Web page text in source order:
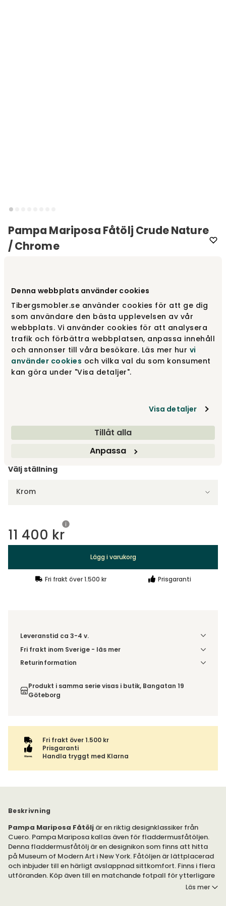
Denna webbplats använder cookies
Tibergsmobler.se använder cookies för att ge dig
som användare den bästa upplevelsen av vår
webbplats. Vi använder cookies för att analysera
trafik och förbättra webbplatsen, anpassa innehåll
och annonser till våra besökare. Läs mer hur vi
använder cookies och vilka val du som konsument
kan göra under "Visa detaljer".
Visa detaljer
Tillåt alla
Anpassa
Pampa Mariposa Fåtölj Crude Nature
/ Chrome
Välj färgCrude Nature
Crude Nature
Montana
11 400 kr
Visa fler +3
Välj ställning
Krom
11 400 kr
Lägg i varukorg
Fri frakt över 1.500 kr Prisgaranti
Leveranstid ca 3-4 v.
Fri frakt inom Sverige - läs mer
Denna vara skickas till ett ombud. Du väljer själv i kassan
varan ihop med andra produkter skickas hela ordern
tillsammans med samma fraktalternativ.
Returinformation
inte av ångerrätten.
Produkt i samma serie visas i butik, Bangatan 19
Göteborg
Fri frakt över 1.500 kr
Prisgaranti
Handla tryggt med Klarna
Beskrivning
Pampa Mariposa Fåtölj är en riktig designklassiker från
Cuero. Pampa Mariposa kallas även för fladdermusfåtöljen.
Denna fladdermusfåtölj är en designikon som finns att hitta
på Museum of Modern Art i New York. Fåtöljen är lättplacerad
och inbjuder till en härligt avslappnad sittkomfort. Finns i flera
utföranden. Köp även till en matchande fotpall för ytterligare
Läs mer